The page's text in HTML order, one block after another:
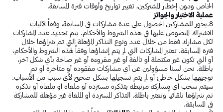
الخاص ودون إخطار المشتركين، تغيير تواريخ وأوقات فترة المسابقة.
عملية الاختيار والجوائز
8.يجوز للمشاركين الحصول على عدة مشاركات في المسابقة، وفقاً لآليات
الاشتراك المنصوص عليها في هذه الشروط والأحكام. يتم تحديد عدد المشاركات
لكل مشارك فقط من خلال عدد ونوع التذاكر المؤهلة التي تم شراؤها خلال
فترة المسابقة. تعتبر المشاركات التي لم يتم إنشاؤها وفقاً لهذه الشروط والأحكام،
أو التي تكون غير مكتملة أو تالفة أو غير مقروءة أو غير صالحة بأي شكل آخر،
باطلة. نحن لسنا مسؤولين عن أي مشاركات مفقودة أو متأخرة أو تم
توجيهها بشكل خاطئ أو لم يتم تسجيلها بشكل صحيح لأي سبب من الأسباب.
سيتم سحب أي مشاركة مرتبطة بتذكرة مستردة أو ملغاة أو ملغاة أو تذكرة
تم شراؤها تلقائياً وتعتبر باطلة. التذاكر المستردة أو الملغاة غير مؤهلة للمشاركة
في المسابقة.